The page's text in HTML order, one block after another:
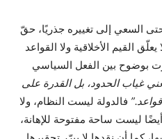
السعي إلى تغييره جذريًا، حقّ
القيم الأخلاقية ولا القواعد
بوضوح بين الفعل السياسي
غياب الحدود، بل القدرة على
.” فالدولة ليست النظام، ولا
ليست ساحة مفتوحة للإهانة،